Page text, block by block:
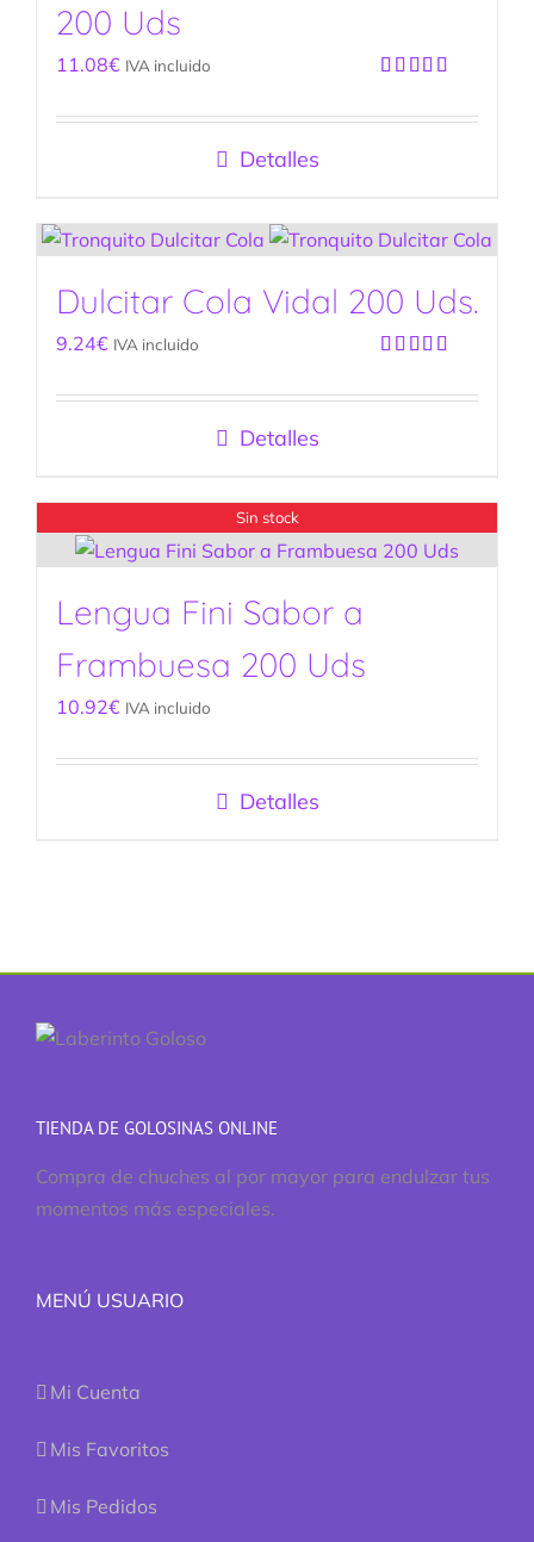
200 Uds
con5.00de
11.08€ IVA incluido
Detalles
Dulcitar Cola Vidal 200 Uds.
con5.00de
9.24€ IVA incluido
Detalles
Sin stock
Lengua Fini Sabor a
Frambuesa 200 Uds
10.92€ IVA incluido
Detalles
TIENDA DE GOLOSINAS ONLINE
Compra de chuches al por mayor para endulzar tus
momentos más especiales.
MENÚ USUARIO
Mi Cuenta
Mis Favoritos
Mis Pedidos